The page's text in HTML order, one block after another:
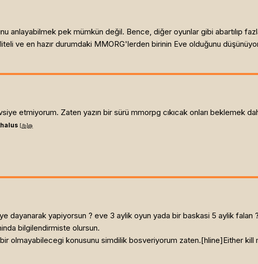
anlayabilmek pek mümkün değil. Bence, diğer oyunlar gibi abartılıp
ve en hazır durumdaki MMORG'lerden birinin Eve olduğunu
etmiyorum. Zaten yazın bir sürü mmorpg cıkıcak onları beklemek
[/b]@
dayanarak yapiyorsun ? eve 3 aylik oyun yada bir baskasi 5 aylik falan
bilgilendirmiste olursun.
olmayabilecegi konusunu simdilik bosveriyorum zaten.[hline]Either kill